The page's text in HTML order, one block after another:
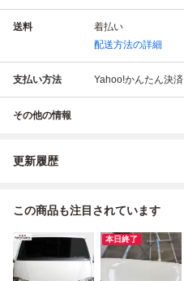
送料
着払い
配送方法の詳細
支払い方法 Yahoo!かんたん決済
その他の情報
更新履歴
この商品も注目されています
本日終了